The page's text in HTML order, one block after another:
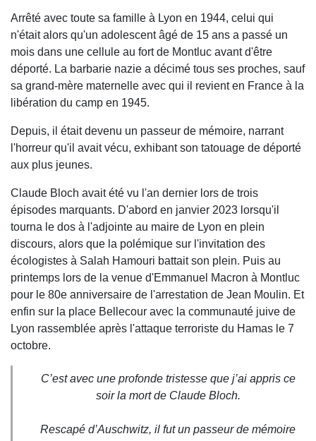
Arrêté avec toute sa famille à Lyon en 1944, celui qui
n'était alors qu'un adolescent âgé de 15 ans a passé un
mois dans une cellule au fort de Montluc avant d'être
déporté. La barbarie nazie a décimé tous ses proches, sauf
sa grand-mère maternelle avec qui il revient en France à la
libération du camp en 1945.
Depuis, il était devenu un passeur de mémoire, narrant
l'horreur qu'il avait vécu, exhibant son tatouage de déporté
aux plus jeunes.
Claude Bloch avait été vu l'an dernier lors de trois
épisodes marquants. D'abord en janvier 2023 lorsqu'il
tourna le dos à l'adjointe au maire de Lyon en plein
discours, alors que la polémique sur l'invitation des
écologistes à Salah Hamouri battait son plein. Puis au
printemps lors de la venue d'Emmanuel Macron à Montluc
pour le 80e anniversaire de l'arrestation de Jean Moulin. Et
enfin sur la place Bellecour avec la communauté juive de
Lyon rassemblée après l'attaque terroriste du Hamas le 7
octobre.
C’est avec une profonde tristesse que j’ai appris ce
soir la mort de Claude Bloch.
Rescapé d’Auschwitz, il fut un passeur de mémoire